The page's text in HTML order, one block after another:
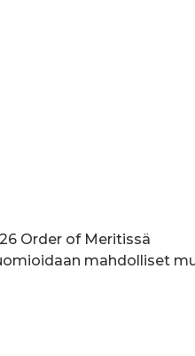
Order of Meritissä
mahdolliset